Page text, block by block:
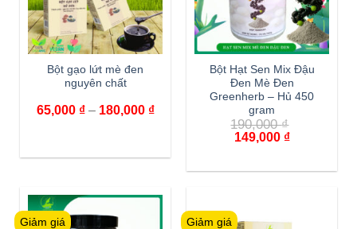
Bột gạo lứt mè đen
nguyên chất
65,000 ₫– 180,000 ₫
Bột Hạt Sen Mix Đậu
Đen Mè Đen
Greenherb – Hủ 450
gram
190,000₫
149,000 ₫
Giảm giá Giảm giá